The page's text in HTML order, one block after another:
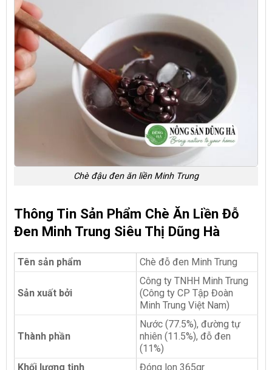
Chè đậu đen ăn liền Minh Trung
Thông Tin Sản Phẩm Chè Ăn Liền Đỗ
Đen Minh Trung Siêu Thị Dũng Hà
Tên sản phẩm Chè đỗ đen Minh Trung
Sản xuất bởi
Công ty TNHH Minh Trung
(Công ty CP Tập Đoàn
Minh Trung Việt Nam)
Thành phần
Nước (77.5%), đường tự
nhiên (11.5%), đỗ đen
(11%)
Khối lượng tịnh
Đóng lon 365gr